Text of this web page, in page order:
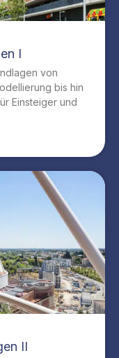
I
von
bis hin
Einsteiger und
II